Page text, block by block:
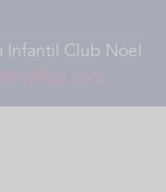
Club Noel